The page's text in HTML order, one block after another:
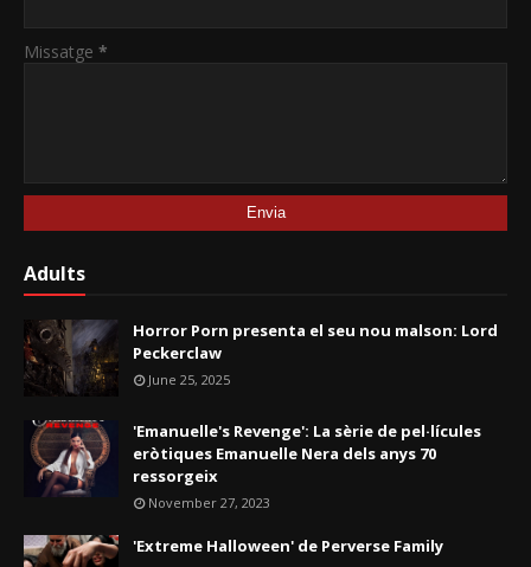
Missatge *
Adults
Horror Porn presenta el seu nou malson: Lord
Peckerclaw
June 25, 2025
'Emanuelle's Revenge': La sèrie de pel·lícules
eròtiques Emanuelle Nera dels anys 70
ressorgeix
November 27, 2023
'Extreme Halloween' de Perverse Family